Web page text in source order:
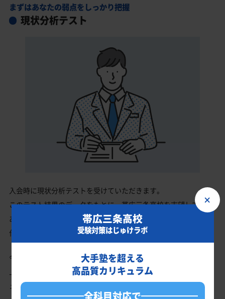
まずはあなたの弱点をしっかり把握
現状分析テスト
入会時に現状分析テストを受けていただきます。
このテスト結果のデータをもとに、帯広三条高校を志望している
あなたに英語・数学・国語・理科・社会の最適なカリキュラムを
作成します。
今の成績・偏差値から帯広三条高校の入試で確実に合格最低点以
上を取る、余裕を持って合格点を取るための勉強法、学習スケジ
ュールを明確にします。
×
帯広三条高校
受験対策はじゅけラボ
大手塾を超える
高品質カリキュラム
全科目対応で